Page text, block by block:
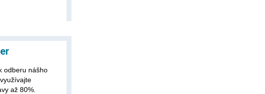
odberu nášho
až 80%.